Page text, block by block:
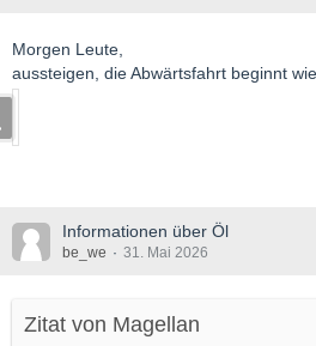
Morgen Leute,
aussteigen, die Abwärtsfahrt beginnt
Informationen über Öl
be_we 31. Mai 2026
Zitat von Magellan